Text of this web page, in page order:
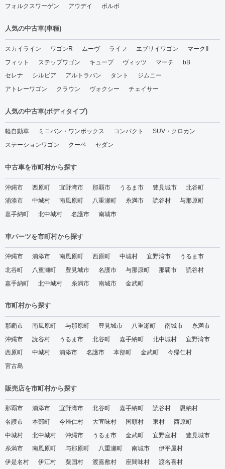
フォルクスワーゲン
アウデイ ボルボ
人気の中古車(車種)
スカイライン ワゴンR ムーヴ ライフ エブリイワゴン
マークII
フィット
ステップワゴン キューブ ヴィッツ マーチ
bB
セレナ
シルビア アルトラパン タント
ジムニー
アトレーワゴン
クラウン ヴォクシー チェイサー
人気の中古車(ボディタイプ)
軽自動車 ミニバン・ワンボックス コンパクト
SUV・クロカン
ステーションワゴン
クーペ セダン
中古車を市町村から探す
沖縄市 西原町 宜野湾市 那覇市 うるま市 豊見城市
北谷町
浦添市
中城村 南風原町 八重瀬町 糸満市 読谷村
与那原町
嘉手納町
北中城村 名護市 南城市
車パーツを市町村から探す
沖縄市 浦添市 南風原町 西原町 中城村 宜野湾市
うるま市
北谷町
八重瀬町 豊見城市 名護市 与那原町 那覇市
読谷村
嘉手納町
北中城村 糸満市 南城市 金武町
市町村から探す
那覇市 南風原町 与那原町 豊見城市 八重瀬町 南城市
糸満市
沖縄市
読谷村 うるま市 北谷町 嘉手納町 北中城村
宜野湾市
西原町
中城村 浦添市 名護市 本部町 金武町
今帰仁村
宮古島
販売店を市町村から探す
那覇市 浦添市 宜野湾市 北谷町 嘉手納町 読谷村
恩納村
名護市
本部町 今帰仁村 大宜味村 国頭村 東村
西原町
中城村
北中城村 沖縄市 うるま市 金武町 宜野座村
豊見城市
糸満市
南風原町 与那原町 八重瀬町 南城市
伊平屋村
伊是名村
伊江村 粟国村 渡嘉敷村 座間味村
渡名喜村